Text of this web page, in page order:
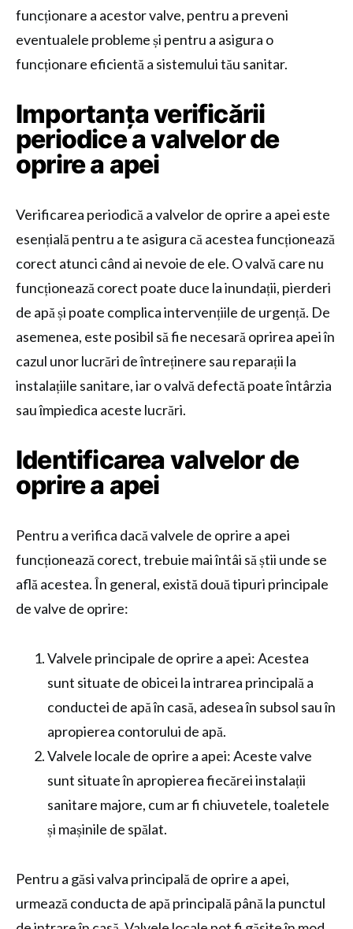
funcționare a acestor valve, pentru a preveni
eventualele probleme și pentru a asigura o
funcționare eficientă a sistemului tău sanitar.
Importanța verificării
periodice a valvelor de
oprire a apei
Verificarea periodică a valvelor de oprire a apei este
esențială pentru a te asigura că acestea funcționează
corect atunci când ai nevoie de ele. O valvă care nu
funcționează corect poate duce la inundații, pierderi
de apă și poate complica intervențiile de urgență. De
asemenea, este posibil să fie necesară oprirea apei în
cazul unor lucrări de întreținere sau reparații la
instalațiile sanitare, iar o valvă defectă poate întârzia
sau împiedica aceste lucrări.
Identificarea valvelor de
oprire a apei
Pentru a verifica dacă valvele de oprire a apei
funcționează corect, trebuie mai întâi să știi unde se
află acestea. În general, există două tipuri principale
de valve de oprire:
Valvele principale de oprire a apei: Acestea
sunt situate de obicei la intrarea principală a
conductei de apă în casă, adesea în subsol sau în
apropierea contorului de apă.
Valvele locale de oprire a apei: Aceste valve
sunt situate în apropierea fiecărei instalații
sanitare majore, cum ar fi chiuvetele, toaletele
și mașinile de spălat.
Pentru a găsi valva principală de oprire a apei,
urmează conducta de apă principală până la punctul